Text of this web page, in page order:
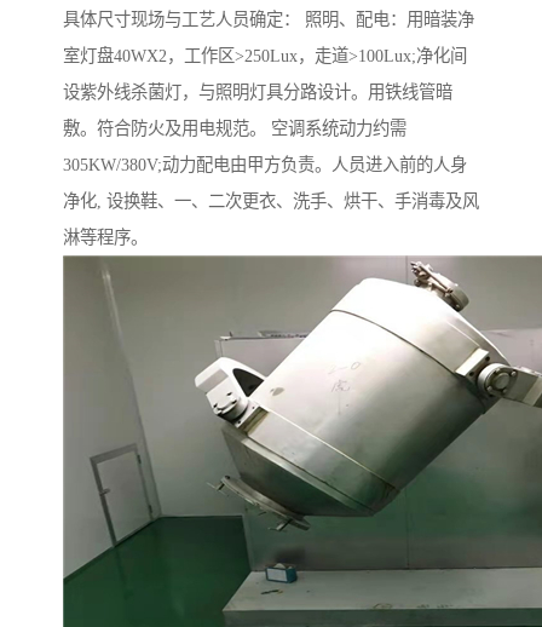
具体尺寸现场与工艺人员确定： 照明、配电：用暗装净
室灯盘40WX2，工作区>250Lux，走道>100Lux;净化间
设紫外线杀菌灯，与照明灯具分路设计。用铁线管暗
敷。符合防火及用电规范。 空调系统动力约需
305KW/380V;动力配电由甲方负责。人员进入前的人身
净化, 设换鞋、一、二次更衣、洗手、烘干、手消毒及风
淋等程序。